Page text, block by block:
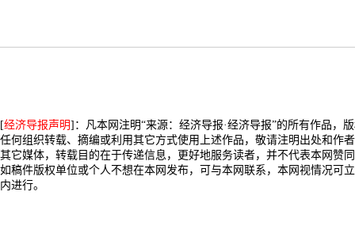
[经济导报声明]：凡本网注明“来源：经济导报·经济导报”的所有作品，
任何组织转载、摘编或利用其它方式使用上述作品，敬请注明出处和作
其它媒体，转载目的在于传递信息，更好地服务读者，并不代表本网赞
如稿件版权单位或个人不想在本网发布，可与本网联系，本网视情况可
内进行。